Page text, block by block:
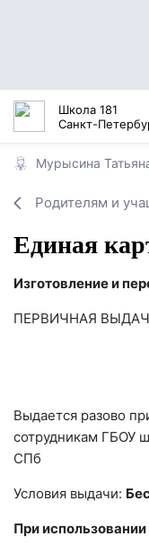
Школа 181
Санкт-
Мурысина
Родителям и
Единая
Изготовление и
ПЕРВИЧНАЯ
Выдается разово
сотрудникам ГБОУ
СПб
Условия выдачи:
При